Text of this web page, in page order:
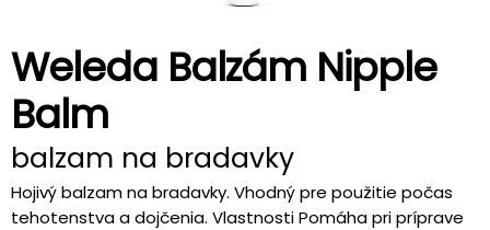
Weleda Balzám Nipple
Balm
balzam na bradavky
Hojivý balzam na bradavky. Vhodný pre použitie počas
tehotenstva a dojčenia. Vlastnosti Pomáha pri príprave